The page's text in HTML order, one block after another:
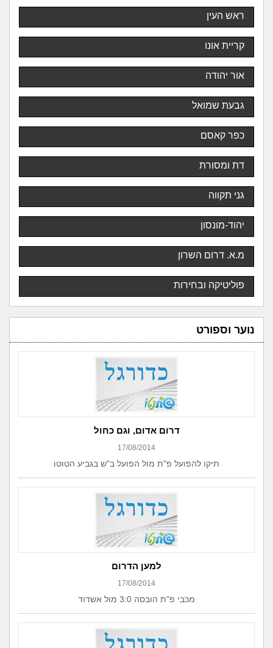
ראש העין
קריית אונו
אור יהודה
גבעת שמואל
כפר קאסם
דת ומסורת
גני תקווה
יהוד-מונסון
מ.א. דרום השרון
פוליטיקה ובחירות
נוער וספורט
דרום אדום, וגם כחול
17/08/2014
תיקו להפועל פ"ת מול הפועל ב"ש בגביע הטוטו
למען הדרום
17/08/2014
מכבי פ"ת הובסה 3:0 מול אשדוד